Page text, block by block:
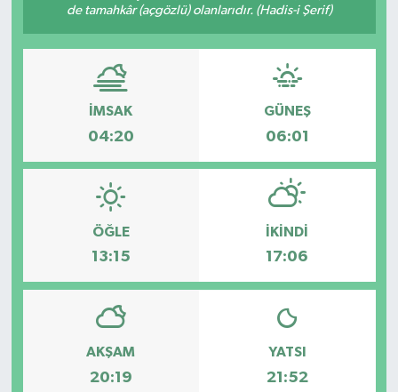
de tamahkâr (açgözlü) olanlarıdır. (Hadis-i Şerif)
İMSAK
04:20
GÜNEŞ
06:01
ÖĞLE
13:15
İKINDI
17:06
AKŞAM
20:19
YATSI
21:52